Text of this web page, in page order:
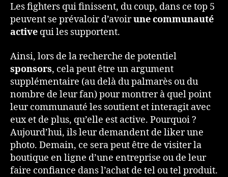
Les fighters qui finissent, du coup, dans ce top 5
peuvent se prévaloir d’avoirune communauté
active qui les supportent.
Ainsi, lors de la recherche de potentiel
sponsors, cela peut être un argument
supplémentaire (au delà du palmarès ou du
nombre de leur fan) pour montrer à quel point
leur communauté les soutient et interagit avec
eux et de plus, qu’elle est active. Pourquoi ?
Aujourd’hui, ils leur demandent de liker une
photo. Demain, ce sera peut être de visiter la
boutique en ligne d’une entreprise ou de leur
faire confiance dans l’achat de tel ou tel produit.